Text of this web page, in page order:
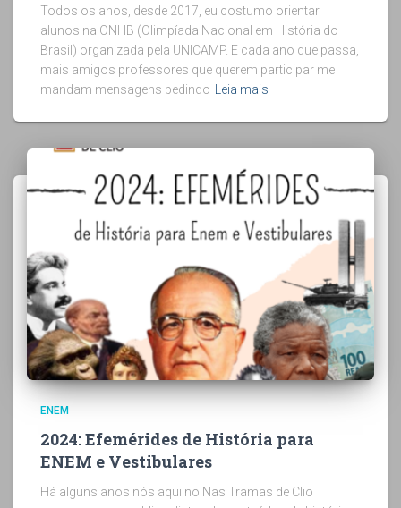
Todos os anos, desde 2017, eu costumo orientar
alunos na ONHB (Olimpíada Nacional em História do
Brasil) organizada pela UNICAMP. E cada ano que passa,
mais amigos professores que querem participar me
mandam mensagens pedindo Leia mais
ENEM
2024: Efemérides de História para
ENEM e Vestibulares
Há alguns anos nós aqui no Nas Tramas de Clio